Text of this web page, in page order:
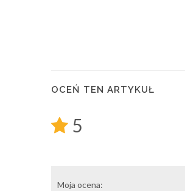
OCEŃ TEN ARTYKUŁ
5
Moja ocena: